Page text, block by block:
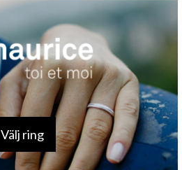
Välj ring